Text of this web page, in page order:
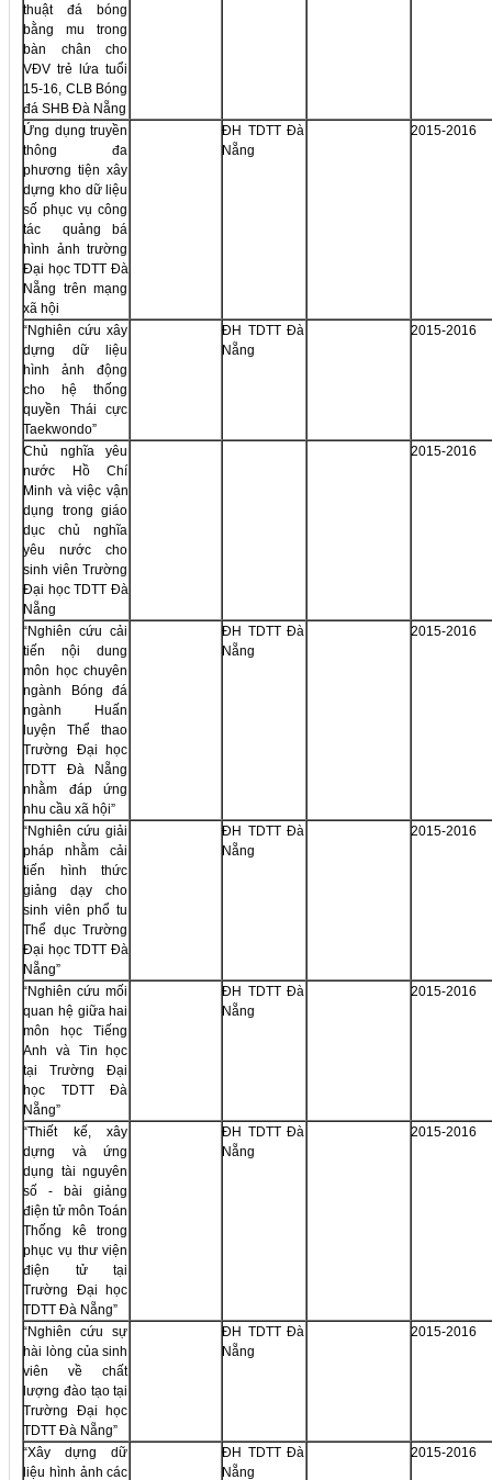
thuật đá bóng
bằng mu trong
bàn chân cho
VĐV trẻ lứa tuổi
15-16, CLB Bóng
đá SHB Đà Nẵng
Ứng dụng truyền
thông đa
phương tiện xây
dựng kho dữ liệu
số phục vụ công
tác quảng bá
hình ảnh trường
Đại học TDTT Đà
Nẵng trên mạng
xã hội
ĐH TDTT Đà
Nẵng
2015-2016
“Nghiên cứu xây
dựng dữ liệu
hình ảnh động
cho hệ thống
quyền Thái cực
Taekwondo”
ĐH TDTT Đà
Nẵng
2015-2016
Chủ nghĩa yêu
nước Hồ Chí
Minh và việc vận
dụng trong giáo
dục chủ nghĩa
yêu nước cho
sinh viên Trường
Đại học TDTT Đà
Nẵng
2015-2016
“Nghiên cứu cải
tiến nội dung
môn học chuyên
ngành Bóng đá
ngành Huấn
luyện Thể thao
Trường Đại học
TDTT Đà Nẵng
nhằm đáp ứng
nhu cầu xã hội”
ĐH TDTT Đà
Nẵng
2015-2016
“Nghiên cứu giải
pháp nhằm cải
tiến hình thức
giảng dạy cho
sinh viên phổ tu
Thể dục Trường
Đại học TDTT Đà
Nẵng”
ĐH TDTT Đà
Nẵng
2015-2016
“Nghiên cứu mối
quan hệ giữa hai
môn học Tiếng
Anh và Tin học
tại Trường Đại
học TDTT Đà
Nẵng”
ĐH TDTT Đà
Nẵng
2015-2016
“Thiết kế, xây
dựng và ứng
dụng tài nguyên
số - bài giảng
điện tử môn Toán
Thống kê trong
phục vụ thư viện
điện tử tại
Trường Đại học
TDTT Đà Nẵng”
ĐH TDTT Đà
Nẵng
2015-2016
“Nghiên cứu sự
hài lòng của sinh
viên về chất
lượng đào tạo tại
Trường Đại học
TDTT Đà Nẵng”
ĐH TDTT Đà
Nẵng
2015-2016
“Xây dựng dữ
liệu hình ảnh các
ĐH TDTT Đà
Nẵng
2015-2016